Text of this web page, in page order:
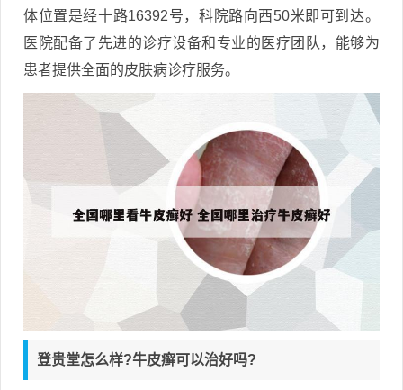
体位置是经十路16392号，科院路向西50米即可到达。
医院配备了先进的诊疗设备和专业的医疗团队，能够为
患者提供全面的皮肤病诊疗服务。
登贵堂怎么样?牛皮癣可以治好吗?